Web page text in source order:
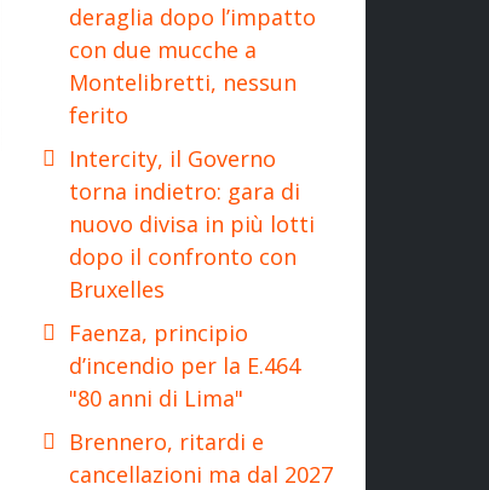
deraglia dopo l’impatto
con due mucche a
Montelibretti, nessun
ferito
Intercity, il Governo
torna indietro: gara di
nuovo divisa in più lotti
dopo il confronto con
Bruxelles
Faenza, principio
d’incendio per la E.464
"80 anni di Lima"
Brennero, ritardi e
cancellazioni ma dal 2027